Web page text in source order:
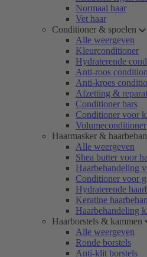
Normaal haar
Vet haar
Conditioner & spoelen
Alle weergeven
Kleurconditioner
Hydraterende
Anti-roos
Anti-kroes
Afzetting &
Conditioner bars
Conditioner voor
Volumeconditioner
Haarmasker &
Alle weergeven
Shea butter voor
Haarbehandeling
Conditioner voor
Hydraterende
Keratine
Haarbehandeling
Haarborstels & kammen
Alle weergeven
Ronde borstels
Anti-klit borstels